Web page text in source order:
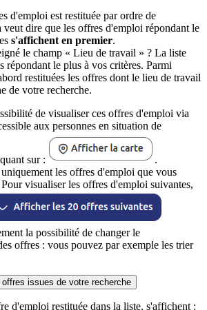
d'emploi est restituée par ordre de
veut dire que les offres d'emploi répondant le
s'affichent en premier.
le champ « Lieu de travail » ? La liste
répondant le plus à vos critères. Parmi
restituées les offres dont le lieu de travail
de votre recherche.
de visualiser ces offres d'emploi via
aux personnes en situation de
sur :
.
les offres d'emploi que vous
visualiser les offres d'emploi suivantes,
la possibilité de changer le
offres : vous pouvez par exemple les trier
issues de votre recherche
d'emploi restituée dans la liste, s'affichent :